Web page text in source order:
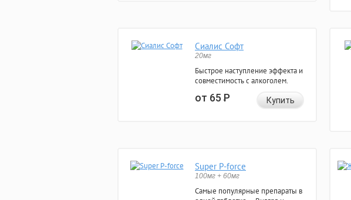
Сиалис Софт
20мг
Быстрое наступление эффекта и
совместимость с алкоголем.
от 65Р Купить
Super P-force
100мг + 60мг
Самые популярные препараты в